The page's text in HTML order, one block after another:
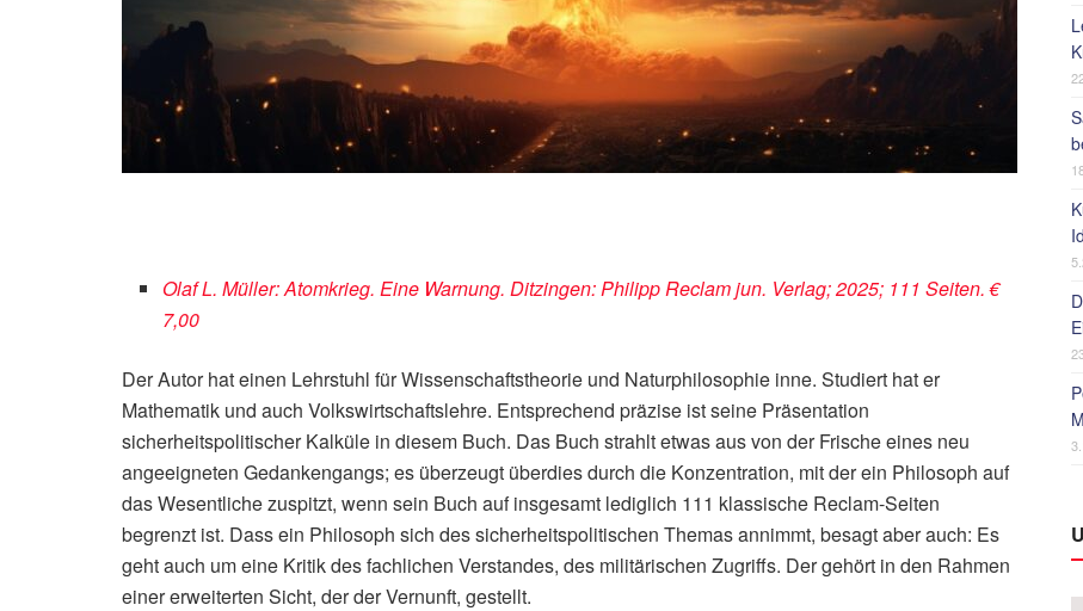
Olaf L. Müller: Atomkrieg. Eine Warnung. Ditzingen: Philipp Reclam jun. Verlag; 2025; 111 Seiten. €
7,00
Der Autor hat einen Lehrstuhl für Wissenschaftstheorie und Naturphilosophie inne. Studiert hat er
Mathematik und auch Volkswirtschaftslehre. Entsprechend präzise ist seine Präsentation
sicherheitspolitischer Kalküle in diesem Buch. Das Buch strahlt etwas aus von der Frische eines neu
angeeigneten Gedankengangs; es überzeugt überdies durch die Konzentration, mit der ein Philosoph auf
das Wesentliche zuspitzt, wenn sein Buch auf insgesamt lediglich 111 klassische Reclam-Seiten
begrenzt ist. Dass ein Philosoph sich des sicherheitspolitischen Themas annimmt, besagt aber auch: Es
geht auch um eine Kritik des fachlichen Verstandes, des militärischen Zugriffs. Der gehört in den Rahmen
einer erweiterten Sicht, der der Vernunft, gestellt.